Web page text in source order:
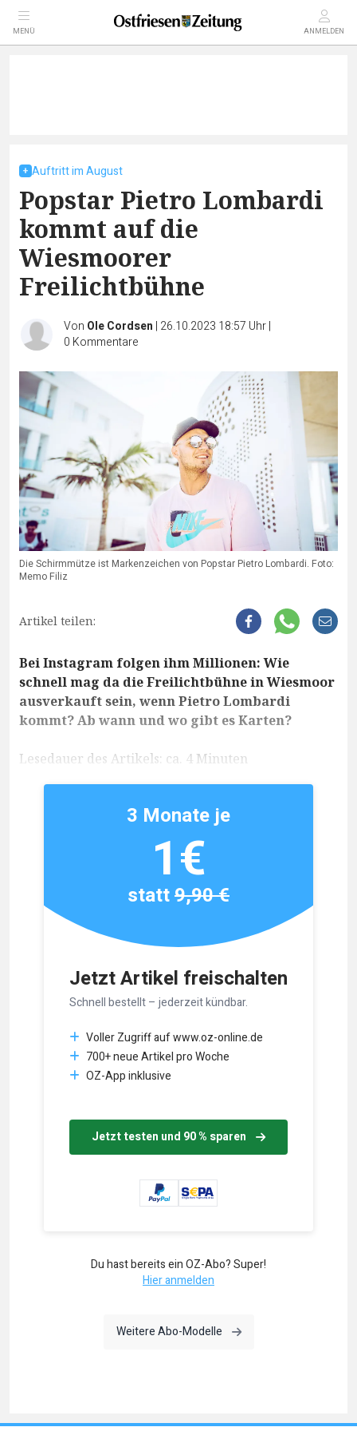
MENÜ ANMELDEN
Auftritt im August
Popstar Pietro Lombardi
kommt auf die
Wiesmoorer
Freilichtbühne
Von Ole Cordsen | 26.10.2023 18:57 Uhr|
0 Kommentare
Die Schirmmütze ist Markenzeichen von Popstar Pietro Lombardi. Foto:
Memo Filiz
Artikel teilen:
Bei Instagram folgen ihm Millionen: Wie
schnell mag da die Freilichtbühne in Wiesmoor
ausverkauft sein, wenn Pietro Lombardi
kommt? Ab wann und wo gibt es Karten?
Lesedauer des Artikels: ca. 4 Minuten
Jetzt Artikel freischalten
Schnell bestellt – jederzeit kündbar.
Voller Zugriff auf www.oz-online.de
700+ neue Artikel pro Woche
OZ-App inklusive
Jetzt testen und 90 % sparen
3 Monate je
1€
statt9,90 €
Du hast bereits ein OZ-Abo? Super!
Hier anmelden
Weitere Abo-Modelle